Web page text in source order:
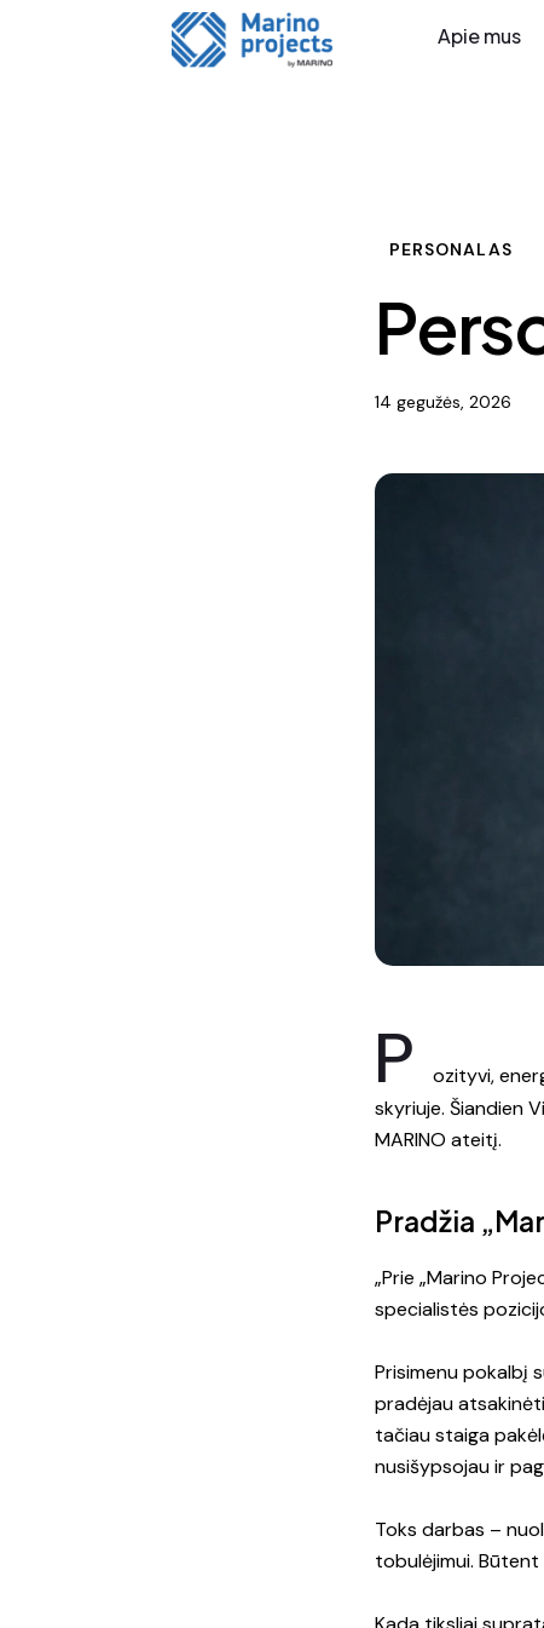
Apie mus
PERSONALAS
14 gegužės, 2026
P
ozityvi,
skyriuje. Šiandien
MARINO ateitį.
Pradžia
„Prie „Marino
specialistės
Prisimenu pokalbį
pradėjau
tačiau staiga
nusišypsojau ir
Toks darbas –
tobulėjimui.